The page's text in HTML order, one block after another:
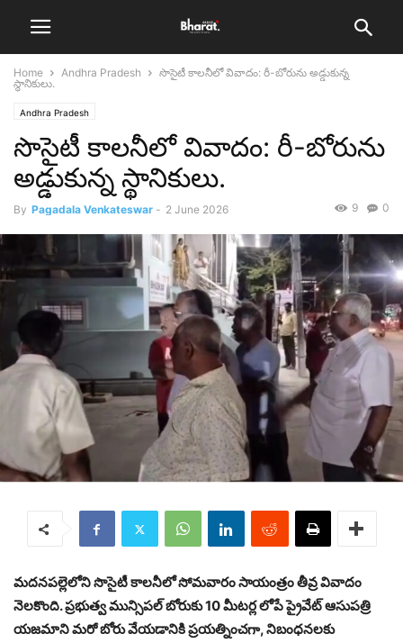
Home Andhra Pradesh
సొసైటీ కాలనీలో వివాదం: రీ-బోరును అడ్డుకున్న
స్థానికులు.
Andhra Pradesh
సొసైటీ కాలనీలో వివాదం: రీ-బోరును
అడ్డుకున్న స్థానికులు.
By Pagadala Venkateswar - 2 June 2026 0
9
మదనపల్లెలోని సొసైటీ కాలనీలో సోమవారం సాయంత్రం తీవ్ర వివాదం
నెలకొంది. ప్రభుత్వ మున్సిపల్ బోరుకు 10 మీటర్ల లోపే ప్రైవేట్ ఆసుపత్రి
యజమాని మరో బోరు వేయడానికి ప్రయత్నించగా, నిబంధనలకు